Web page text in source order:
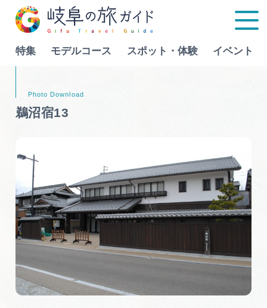
特集 モデルコース スポット・体験 イベント
スポット・体験
イベント
旅の予約
Language
行きたいリストを見る
鵜沼宿13